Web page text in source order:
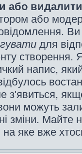
або
або
для
створення.
напис,
з'явиться,
можуть
зміни. Майте
яке вже